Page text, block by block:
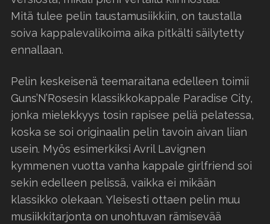
Mitä tulee pelin taustamusiikkiin, on taustalla
soiva kappalevalikoima aika pitkälti säilytetty
ennallaan.
Pelin keskeisenä teemaraitana edelleen toimii
Guns’N’Rosesin klassikkokappale Paradise City,
jonka mielekkyys tosin rapisee peliä pelatessa,
koska se soi originaalin pelin tavoin aivan liian
usein. Myös esimerkiksi Avril Lavignen
kymmenen vuotta vanha kappale girlfriend soi
sekin edelleen pelissä, vaikka ei mikään
klassikko olekaan. Yleisesti ottaen pelin muu
musiikkitarjonta on unohtuvan rämisevää